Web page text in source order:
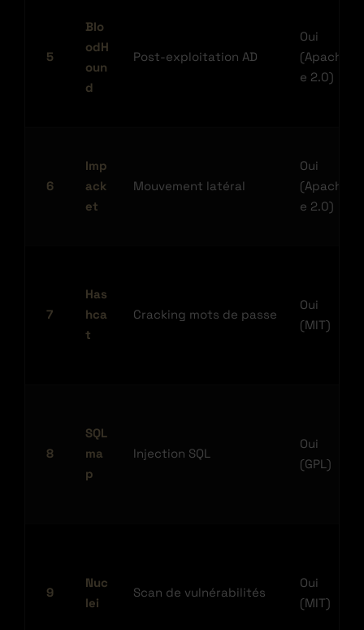
5
Blo
odH
oun
d
Post-exploitation AD
Oui
(Apach
e 2.0)
6
Imp
ack
et
Mouvement latéral
Oui
(Apach
e 2.0)
7
Has
hca
t
Cracking mots de passe
Oui
(MIT)
8
SQL
ma
p
Injection SQL
Oui
(GPL)
9
Nuc
lei
Scan de vulnérabilités
Oui
(MIT)